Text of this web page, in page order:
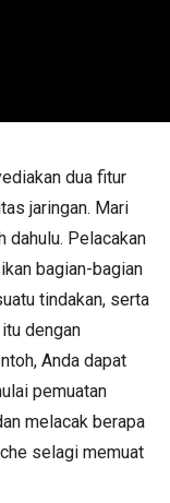
dua fitur
jaringan. Mari
dahulu. Pelacakan
bagian-bagian
tindakan, serta
dengan
Anda dapat
pemuatan
melacak berapa
selagi memuat